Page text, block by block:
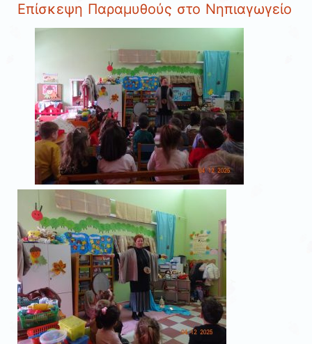
Επίσκεψη Παραμυθούς στο Νηπιαγωγείο